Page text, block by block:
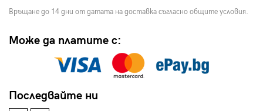
Връщане до 14 дни от датата на доставка съгласно общите условия.
Може да платите с:
Последвайте ни